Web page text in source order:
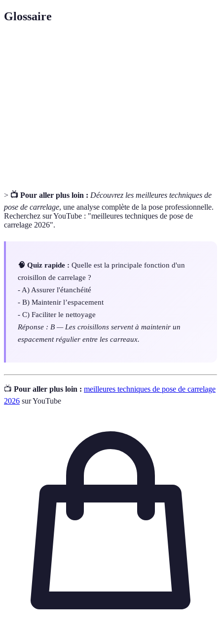
Glossaire
> 📺 Pour aller plus loin : Découvrez les meilleures techniques de
pose de carrelage, une analyse complète de la pose professionnelle.
Recherchez sur YouTube : "meilleures techniques de pose de
carrelage 2026".
🧠 Quiz rapide : Quelle est la principale fonction d'un
croisillon de carrelage ?
- A) Assurer l'étanchéité
- B) Maintenir l’espacement
- C) Faciliter le nettoyage
Réponse : B — Les croisillons servent à maintenir un
espacement régulier entre les carreaux.
📺 Pour aller plus loin : meilleures techniques de pose de carrelage
2026 sur YouTube